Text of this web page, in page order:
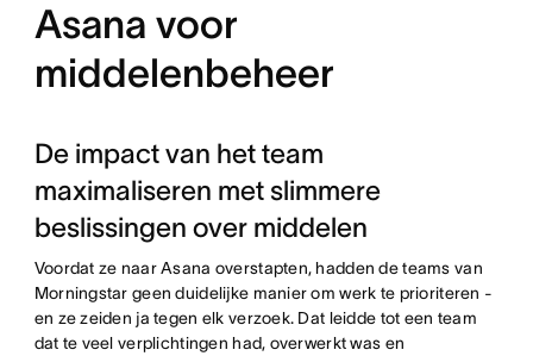
Asana voor
middelenbeheer
De impact van het team
maximaliseren met slimmere
beslissingen over middelen
Voordat ze naar Asana overstapten, hadden de teams van
Morningstar geen duidelijke manier om werk te prioriteren -
en ze zeiden ja tegen elk verzoek. Dat leidde tot een team
dat te veel verplichtingen had, overwerkt was en